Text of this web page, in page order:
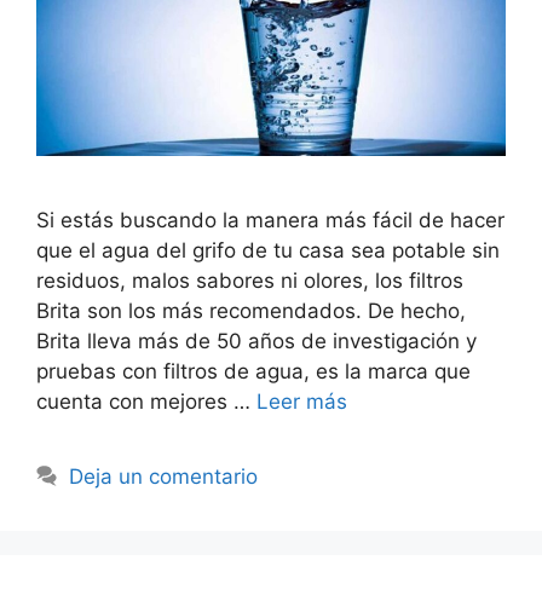
Si estás buscando la manera más fácil de hacer
que el agua del grifo de tu casa sea potable sin
residuos, malos sabores ni olores, los filtros
Brita son los más recomendados. De hecho,
Brita lleva más de 50 años de investigación y
pruebas con filtros de agua, es la marca que
cuenta con mejores … Leer más
Deja un comentario